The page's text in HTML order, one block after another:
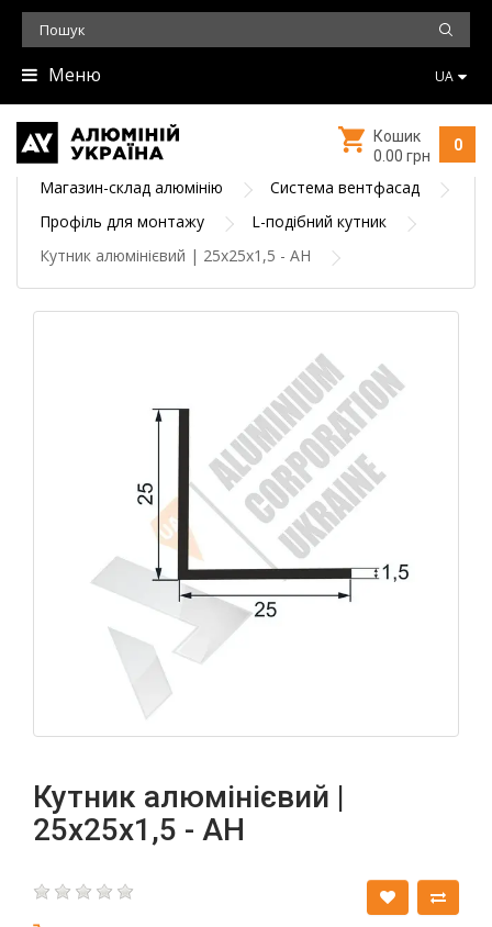
Меню UA
0
Кошик
0.00 грн
Магазин-склад алюмінію
Система вентфасад
Профіль для монтажу
L-подібний кутник
Кутник алюмінієвий | 25х25х1,5 - АН
Кутник алюмінієвий |
25х25х1,5 - АН